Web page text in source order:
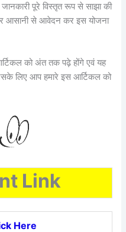
पूरे विस्तृत रूप से साझा की
आसानी से आवेदन कर इस योजना
को अंत तक पढ़े होंगे एवं यह
लिए आप हमारे इस आर्टिकल को
Link
Here